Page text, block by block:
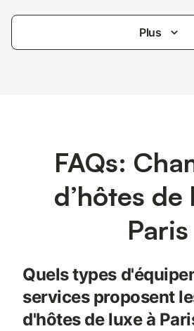
Plus
FAQs:
d’hôtes de
Paris
Quels types
services proposent
d'hôtes de luxe à